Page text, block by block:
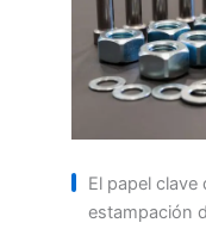
El papel clave
estampación